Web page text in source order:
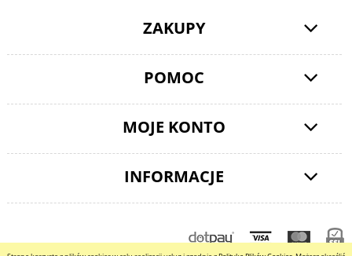
ZAKUPY
POMOC
MOJE KONTO
INFORMACJE